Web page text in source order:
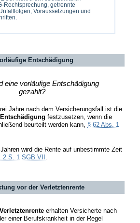
Rechtsprechung, getrennte
Voraussetzungen und
Entschädigung
eine vorläufige Entschädigung
gezahlt?
Jahre nach dem Versicherungsfall ist die
festzusetzen, wenn die
beurteilt werden kann, § 62 Abs. 1
wird die Rente auf unbestimmte Zeit
2 S. 1 SGB VII .
vor der Verletztenrente
Verletztenrente erhalten Versicherte nach
einer Berufskrankheit in der Regel